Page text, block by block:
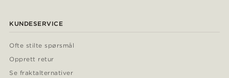
KUNDESERVICE
Ofte stilte spørsmål
Opprett retur
Se fraktalternativer